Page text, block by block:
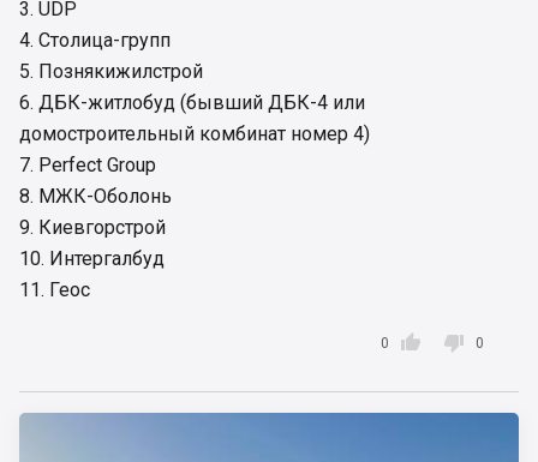
3. UDP
4. Столица-групп
5. Познякижилстрой
6. ДБК-житлобуд (бывший ДБК-4 или
домостроительный комбинат номер 4)
7. Perfect Group
8. МЖК-Оболонь
9. Киевгорстрой
10. Интергалбуд
11. Геос

0  0